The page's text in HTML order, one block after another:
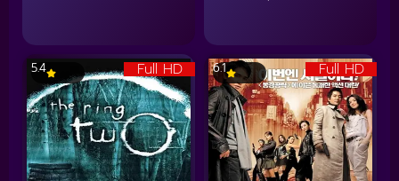
Full HD
5.4 Full HD
6.1